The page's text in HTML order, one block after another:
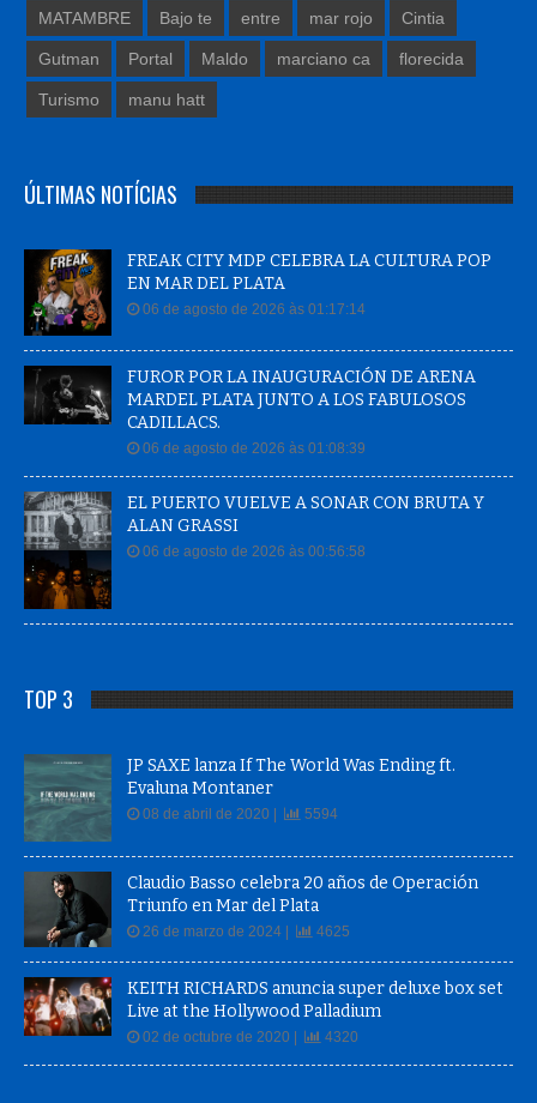
MATAMBRE Bajo te entre mar rojo Cintia
Gutman Portal Maldo marciano ca florecida
Turismo manu hatt
ÚLTIMAS NOTÍCIAS
FREAK CITY MDP CELEBRA LA CULTURA POP
EN MAR DEL PLATA
06 de agosto de 2026 às 01:17:14
FUROR POR LA INAUGURACIÓN DE ARENA
MARDEL PLATA JUNTO A LOS FABULOSOS
CADILLACS.
06 de agosto de 2026 às 01:08:39
EL PUERTO VUELVE A SONAR CON BRUTA Y
ALAN GRASSI
06 de agosto de 2026 às 00:56:58
TOP 3
JP SAXE lanza If The World Was Ending ft.
Evaluna Montaner
08 de abril de 2020 | 5594
Claudio Basso celebra 20 años de Operación
Triunfo en Mar del Plata
26 de marzo de 2024 | 4625
KEITH RICHARDS anuncia super deluxe box set
Live at the Hollywood Palladium
02 de octubre de 2020 | 4320